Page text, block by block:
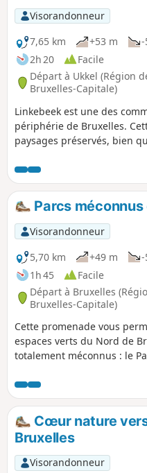
Visorandonneur
7,65 km
+53 m
-
2h 20
Facile
Départ à Ukkel (Région
Bruxelles-Capitale)
Linkebeek est une des
périphérie de Bruxelles.
paysages préservés, bien
prés, de parc, d’étangs et
que l’on suit une partie de
Parcs
Visorandonneur
5,70 km
+49 m
-
1h 45
Facile
Départ à Bruxelles
Bruxelles-Capitale)
Cette promenade vous
espaces verts du Nord de
totalement méconnus : le
Cœur nature
Bruxelles
Visorandonneur